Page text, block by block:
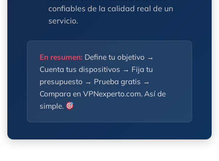
confiables de la calidad real de un
servicio.
En resumen: Define tu objetivo →
Cuenta tus dispositivos → Fija tu
presupuesto → Prueba gratis →
Compara en VPNexperto.com. Así de
simple.